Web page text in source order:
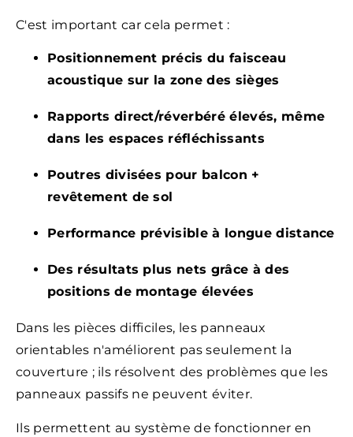
C'est important car cela permet :
Positionnement précis du faisceau
acoustique sur la zone des sièges
Rapports direct/réverbéré élevés, même
dans les espaces réfléchissants
Poutres divisées pour balcon +
revêtement de sol
Performance prévisible à longue distance
Des résultats plus nets grâce à des
positions de montage élevées
Dans les pièces difficiles, les panneaux
orientables n'améliorent pas seulement la
couverture ; ils résolvent des problèmes que les
panneaux passifs ne peuvent éviter.
Ils permettent au système de fonctionner en